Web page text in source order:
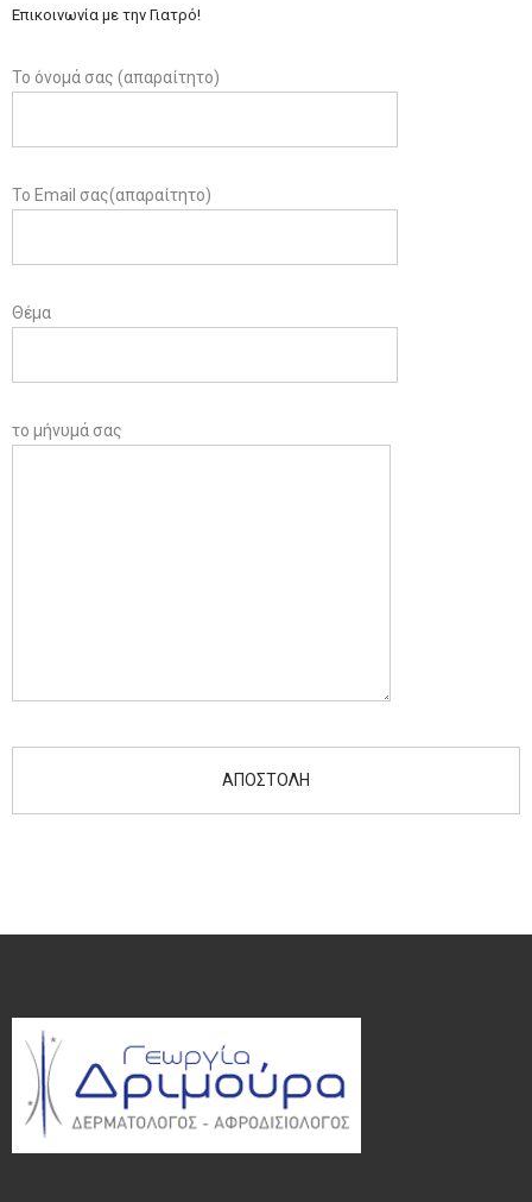
Επικοινωνία με την Γιατρό!
Το όνομά σας (απαραίτητο)
Το Email σας(απαραίτητο)
Θέμα
το μήνυμά σας